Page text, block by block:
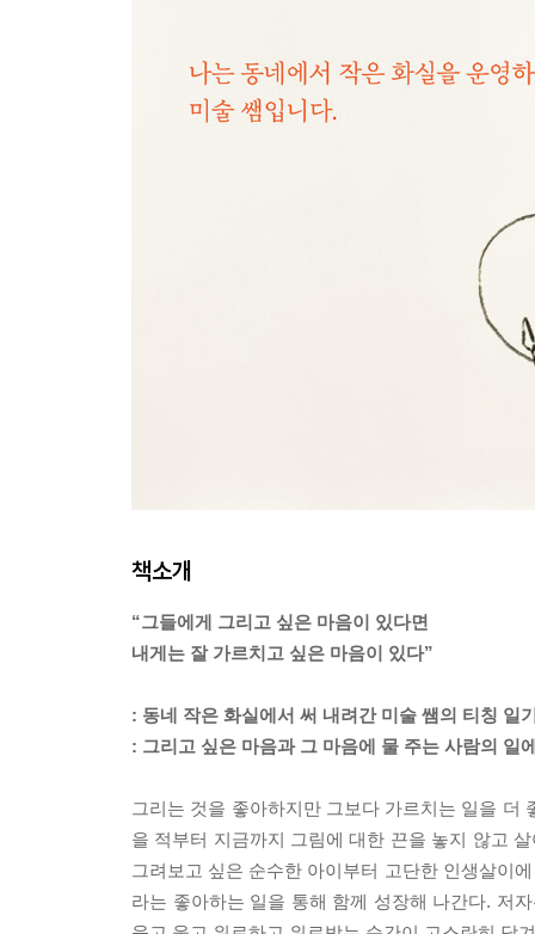
책소개
“그들에게 그리고 싶은 마음이 있다면
내게는 잘 가르치고 싶은 마음이 있다”
: 동네 작은 화실에서 써 내려간 미술 쌤의 티칭 일
: 그리고 싶은 마음과 그 마음에 물 주는 사람의 일
그리는 것을 좋아하지만 그보다 가르치는 일을 더
을 적부터 지금까지 그림에 대한 끈을 놓지 않고
그려보고 싶은 순수한 아이부터 고단한 인생살이
라는 좋아하는 일을 통해 함께 성장해 나간다. 저